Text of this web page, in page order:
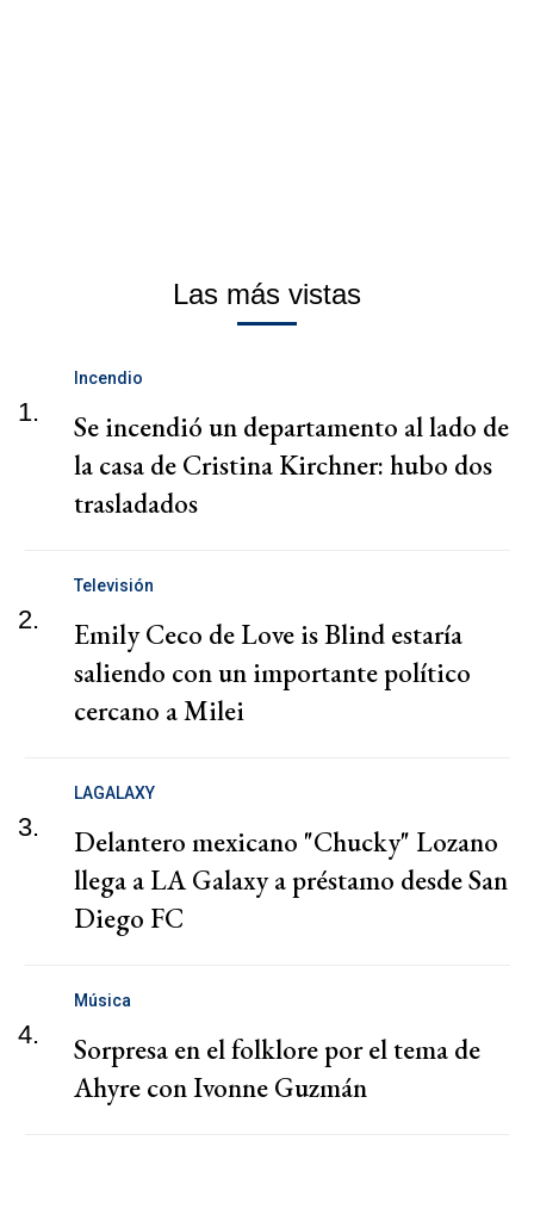
Las más vistas
1.
Incendio
Se incendió un departamento al lado de
la casa de Cristina Kirchner: hubo dos
trasladados
2.
Televisión
Emily Ceco de Love is Blind estaría
saliendo con un importante político
cercano a Milei
3.
LAGALAXY
Delantero mexicano "Chucky" Lozano
llega a LA Galaxy a préstamo desde San
Diego FC
4.
Música
Sorpresa en el folklore por el tema de
Ahyre con Ivonne Guzmán